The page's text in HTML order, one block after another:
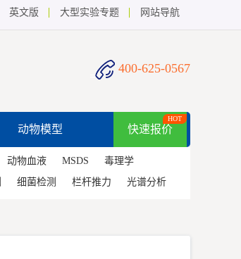
英文版 大型实验专题 网站导航
400-625-0567
动物模型 快速报价
HOT
动物血液 MSDS
毒理学
细菌检测 栏杆推力 光谱分析